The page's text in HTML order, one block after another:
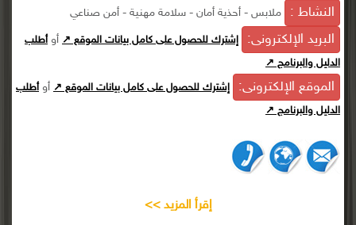
النشاط : ملابس - أحذية أمان - سلامة مهنية - أمن صناعي
البريد الإلكترونى: إشترك للحصول على كامل بيانات الموقع ↗ أوأطلب
الدليل والبرنامج ↗
الموقع الإلكترونى: إشترك للحصول على كامل بيانات الموقع ↗ أوأطلب
الدليل والبرنامج ↗
إقرأ المزيد >>